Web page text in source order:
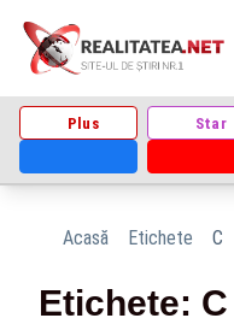
Plus Star
Acasă Etichete C
Etichete: C